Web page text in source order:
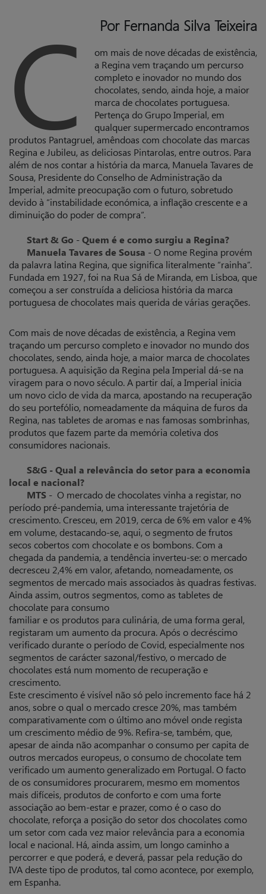
Por Fernanda Silva Teixeira
C
om mais de nove décadas de existência,
a Regina vem traçando um percurso
completo e inovador no mundo dos
chocolates, sendo, ainda hoje, a maior
marca de chocolates portuguesa.
Pertença do Grupo Imperial, em
qualquer supermercado encontramos
produtos Pantagruel, amêndoas com chocolate das marcas
Regina e Jubileu, as deliciosas Pintarolas, entre outros. Para
além de nos contar a história da marca, Manuela Tavares de
Sousa, Presidente do Conselho de Administração da
Imperial, admite preocupação com o futuro, sobretudo
devido à “instabilidade económica, a inflação crescente e a
diminuição do poder de compra”.
Start & Go -Quem é e como surgiu a Regina?
Manuela Tavares de Sousa - O nome Regina provém
da palavra latina Regina, que significa literalmente “rainha”.
Fundada em 1927, foi na Rua Sá de Miranda, em Lisboa, que
começou a ser construída a deliciosa história da marca
portuguesa de chocolates mais querida de várias gerações.
Com mais de nove décadas de existência, a Regina vem
traçando um percurso completo e inovador no mundo dos
chocolates, sendo, ainda hoje, a maior marca de chocolates
portuguesa. A aquisição da Regina pela Imperial dá-se na
viragem para o novo século. A partir daí, a Imperial inicia
um novo ciclo de vida da marca, apostando na recuperação
do seu portefólio, nomeadamente da máquina de furos da
Regina, nas tabletes de aromas e nas famosas sombrinhas,
produtos que fazem parte da memória coletiva dos
consumidores nacionais.
S&G - Qual a relevância do setor para a economia
local e nacional?
MTS - O mercado de chocolates vinha a registar, no
período pré-pandemia, uma interessante trajetória de
crescimento. Cresceu, em 2019, cerca de 6% em valor e 4%
em volume, destacando-se, aqui, o segmento de frutos
secos cobertos com chocolate e os bombons. Com a
chegada da pandemia, a tendência inverteu-se: o mercado
decresceu 2,4% em valor, afetando, nomeadamente, os
segmentos de mercado mais associados às quadras festivas.
Ainda assim, outros segmentos, como as tabletes de
chocolate para consumo
familiar e os produtos para culinária, de uma forma geral,
registaram um aumento da procura. Após o decréscimo
verificado durante o período de Covid, especialmente nos
segmentos de carácter sazonal/festivo, o mercado de
chocolates está num momento de recuperação e
crescimento.
Este crescimento é visível não só pelo incremento face há 2
anos, sobre o qual o mercado cresce 20%, mas também
comparativamente com o último ano móvel onde regista
um crescimento médio de 9%. Refira-se, também, que,
apesar de ainda não acompanhar o consumo per capita de
outros mercados europeus, o consumo de chocolate tem
verificado um aumento generalizado em Portugal. O facto
de os consumidores procurarem, mesmo em momentos
mais difíceis, produtos de conforto e com uma forte
associação ao bem-estar e prazer, como é o caso do
chocolate, reforça a posição do setor dos chocolates como
um setor com cada vez maior relevância para a economia
local e nacional. Há, ainda assim, um longo caminho a
percorrer e que poderá, e deverá, passar pela redução do
IVA deste tipo de produtos, tal como acontece, por exemplo,
em Espanha.